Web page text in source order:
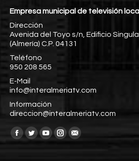
Empresa municipal de televisión
Dirección
Avenida del Toyo s/n, Edificio
(Almería) C.P. 04131
Teléfono
950 208 565
E-Mail
info@interalmeriatv.com
Información
direccion@interalmeriatv.com
Encuéntranos en:
Facebook
TwitterYouTube
Instagram
Mail